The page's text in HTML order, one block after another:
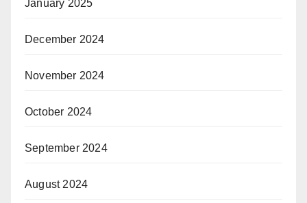
January 2025
December 2024
November 2024
October 2024
September 2024
August 2024